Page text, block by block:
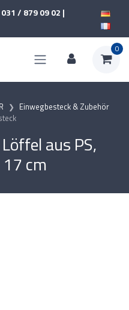
/ 879 09 02 |
0
Einwegbesteck & Zubehör
aus PS,
cm